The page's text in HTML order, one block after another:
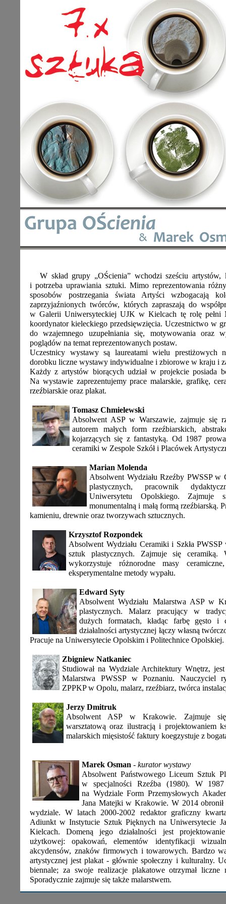
W skład grupy „OŚcienia” wchodzi sześciu artystów,
i potrzeba uprawiania sztuki. Mimo reprezentowania
sposobów postrzegania świata Artyści wzbogacają
zaprzyjaźnionych twórców, których zapraszają do
w Galerii Uniwersyteckiej UJK w Kielcach tę rolę pełni
koordynator kieleckiego przedsięwzięcia. Uczestnictwo w
do wzajemnego uzupełniania się, motywowania oraz
poglądów na temat reprezentowanych postaw.
Uczestnicy wystawy są laureatami wielu prestiżowych
dorobku liczne wystawy indywidualne i zbiorowe w kraju i
Każdy z artystów biorących udział w projekcie posiada
Na wystawie zaprezentujemy prace malarskie, grafikę,
rzeźbiarskie oraz plakat.
Tomasz Chmielewski
Absolwent ASP w Warszawie, zajmuje się
autorem małych form rzeźbiarskich,
kojarzących się z fantastyką. Od 1987
ceramiki w Zespole Szkół i Placówek
Marian Molenda
Absolwent Wydziału Rzeźby PWSSP w
plastycznych, pracownik
Uniwersytetu Opolskiego. Zajmuje
monumentalną i małą formą rzeźbiarską.
kamieniu, drewnie oraz tworzywach sztucznych.
Krzysztof Rozpondek
Absolwent Wydziału Ceramiki i Szkła PWSSP
sztuk plastycznych. Zajmuje się ceramiką.
wykorzystuje różnorodne masy
eksperymentalne metody wypału.
Edward Syty
Absolwent Wydziału Malarstwa ASP w
plastycznych. Malarz pracujący w
dużych formatach, kładąc farbę gęsto i
działalności artystycznej łączy własną
Pracuje na Uniwersytecie Opolskim i Politechnice Opolskiej.
Zbigniew Natkaniec
Studiował na Wydziale Architektury Wnętrz, jest
Malarstwa PWSSP w Poznaniu. Nauczyciel
ZPPKP w Opolu, malarz, rzeźbiarz, twórca
Jerzy Dmitruk
Absolwent ASP w Krakowie. Zajmuje
warsztatową oraz ilustracją i projektowaniem
malarskich mięsistość faktury koegzystuje z
Marek Osman - kurator wystawy
Absolwent Państwowego Liceum Sztuk
w specjalności Rzeźba (1980). W
na Wydziale Form Przemysłowych
Jana Matejki w Krakowie. W 2014 obronił
wydziale. W latach 2000-2002 redaktor graficzny
Adiunkt w Instytucie Sztuk Pięknych na Uniwersytecie
Kielcach. Domeną jego działalności jest
użytkowej: opakowań, elementów identyfikacji
akcydensów, znaków firmowych i towarowych. Bardzo
artystycznej jest plakat - głównie społeczny i kulturalny.
biennale; za swoje realizacje plakatowe otrzymał
Sporadycznie zajmuje się także malarstwem.